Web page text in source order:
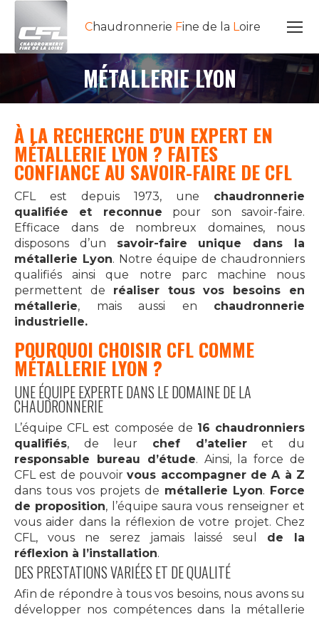
Chaudronnerie Fine de la L oire
MÉTALLERIE LYON
Vous êtes ici :
À LA RECHERCHE D’UN EXPERT EN
MÉTALLERIE LYON ? FAITES
CONFIANCE AU SAVOIR-FAIRE DE CFL
CFL est depuis 1973, une chaudronnerie
qualifiée et reconnue pour son savoir-faire.
Efficace dans de nombreux domaines, nous
disposons d’un savoir-faire unique dans la
métallerie Lyon. Notre équipe de chaudronniers
qualifiés ainsi que notre parc machine nous
permettent de réaliser tous vos besoins en
métallerie, mais aussi en chaudronnerie
industrielle.
POURQUOI CHOISIR CFL COMME
MÉTALLERIE LYON ?
UNE ÉQUIPE EXPERTE DANS LE DOMAINE DE LA
CHAUDRONNERIE
L’équipe CFL est composée de 16 chaudronniers
qualifiés, de leur chef d’atelieret du
responsable bureau d’étude. Ainsi, la force de
CFL est de pouvoirvous accompagner de A à Z
dans tous vos projets de métallerie Lyon. Force
de proposition, l’équipe saura vous renseigner et
vous aider dans la réflexion de votre projet. Chez
CFL, vous ne serez jamais laissé seul de la
réflexion à l’installation.
DES PRESTATIONS VARIÉES ET DE QUALITÉ
Afin de répondre à tous vos besoins, nous avons su
développer nos compétences dans la métallerie